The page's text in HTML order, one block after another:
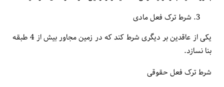
شرط ترک فعل مادی
یکی از عاقدین بر دیگری شرط کند که در زمین مجاور بیش از 4 طبقه
بنا نسازد.
شرط ترک فعل حقوقی